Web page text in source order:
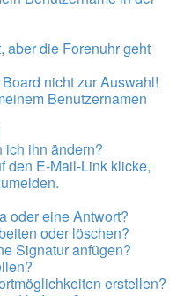
aber die Forenuhr geht
nicht zur Auswahl!
Benutzernamen
ich ihn ändern?
den E-Mail-Link klicke,
oder eine Antwort?
oder löschen?
Signatur anfügen?
erstellen?